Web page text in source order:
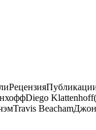
Diego Klattenhoff
Travis Beacham